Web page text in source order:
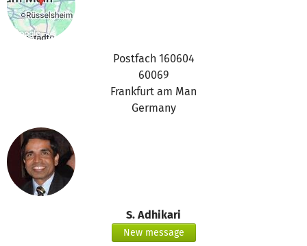
Postfach 160604
60069
Frankfurt am Man
Germany
S. Adhikari
New message